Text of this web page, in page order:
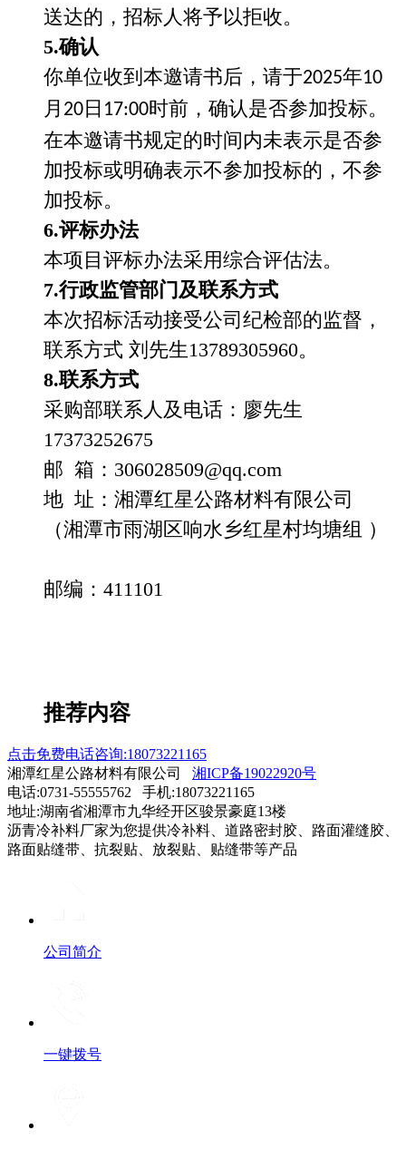
送达的，招标人将予以拒收。
5.确认
你单位收到本邀请书后，请于2025年10
月 20 日 17:00时前，确认是否参加投标。
在本邀请书规定的时间内未表示是否参
加投标或明确表示不参加投标的，不参
加投标。
6.评标办法
本项目评标办法采用综合评估法。
7.行政监管部门及联系方式
本次招标活动接受公司纪检部的监督，
联系方式 刘先生13789305960。
8.联系方式
采购部联系人及电话：廖先生
17373252675
邮 箱： 306028509@qq.com
地 址：湘潭红星公路材料有限公司
（湘潭市雨湖区响水乡红星村均塘组 ）
邮编： 411101
推荐内容
点击免费电话咨询:18073221165
湘潭红星公路材料有限公司 湘ICP备19022920号
电话:0731-55555762 手机:18073221165
地址:湖南省湘潭市九华经开区骏景豪庭13楼
沥青冷补料厂家为您提供冷补料、道路密封胶、路面灌缝胶、
路面贴缝带、抗裂贴、放裂贴、贴缝带等产品
公司简介
一键拨号